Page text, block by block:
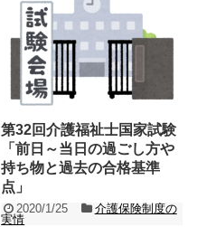
以前、「こんな勉強会やセミナーやイベ
ントには参加したくない5選」という記
事を書きましたが、セミナーなどであれ
ば自分が嫌だと感じたのな...
記事を読む
第32回介護福祉士国家試験
「前日～当日の過ごし方や
持ち物と過去の合格基準
点」
2020/1/25
介護保険制度の
実情